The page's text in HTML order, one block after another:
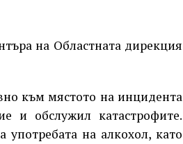
на Областната дирекция
към мястото на инцидента
и обслужил катастрофите.
употребата на алкохол, като